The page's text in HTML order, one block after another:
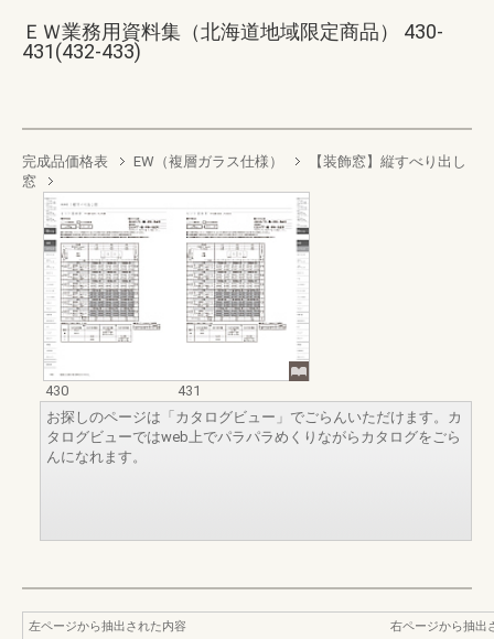
ＥＷ業務用資料集（北海道地域限定商品） 430-
431(432-433)
完成品価格表 EW（複層ガラス仕様）
【装飾窓】縦すべり出し
窓
430
431
お探しのページは「カタログビュー」でごらんいただけます。カ
タログビューではweb上でパラパラめくりながらカタログをごら
んになれます。
左ページから抽出された内容
右ページから抽出